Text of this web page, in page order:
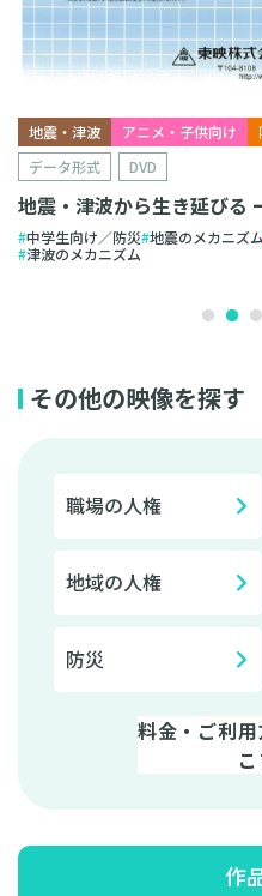
地震・津波 アニメ・子供向け
データ形式
DVD
地震・津波から生き延びる
中学生向け／防災 地震のメカニズム
津波のメカニズム
その他の映像を探す
職場の人権
地域の人権
防災
料金・ご利
作